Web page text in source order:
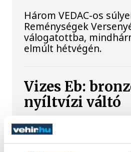
Három VEDAC-os
Reménységek
válogatottba,
elmúlt hétvégén.
Vizes Eb:
nyíltvízi váltó
A Fábián Bettina,
Kristóf, Betlehem